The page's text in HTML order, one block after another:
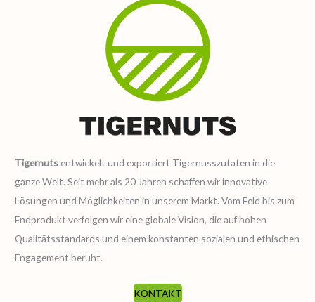
Tigernuts entwickelt und exportiert Tigernusszutaten in die
ganze Welt. Seit mehr als 20 Jahren schaffen wir innovative
Lösungen und Möglichkeiten in unserem Markt. Vom Feld bis zum
Endprodukt verfolgen wir eine globale Vision, die auf hohen
Qualitätsstandards und einem konstanten sozialen und ethischen
Engagement beruht.
KONTAKT